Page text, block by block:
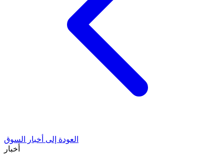
العودة إلى أخبار السوق
أخبار